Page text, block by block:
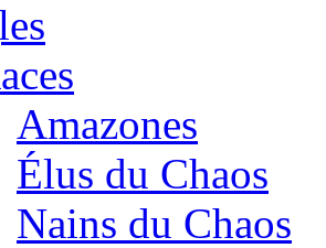
Amazones
Élus du Chaos
Nains du Chaos